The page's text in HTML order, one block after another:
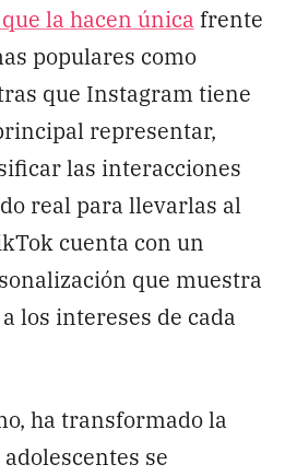
la hacen única frente
populares como
que Instagram tiene
representar,
las interacciones
real para llevarlas al
cuenta con un
que muestra
los intereses de cada
ha transformado la
se